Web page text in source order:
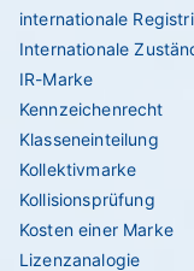
internationale
Internationale
IR-Marke
Kennzeichenrecht
Klasseneinteilung
Kollektivmarke
Kollisionsprüfung
Kosten einer Marke
Lizenzanalogie